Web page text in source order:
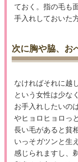
ておく。指の毛も
手入れしておいた
次に胸や脇、お
なければそれに越
という女性は少な
お手入れしたいの
やヒョロヒョロっ
長い毛があると貧
いっそガツンと生
感じられますし、